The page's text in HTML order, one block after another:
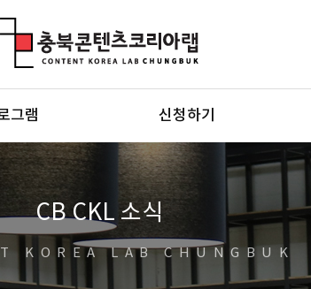
그램 신청하기
CB CKL 소식
KOREA LAB CHUNGBUK